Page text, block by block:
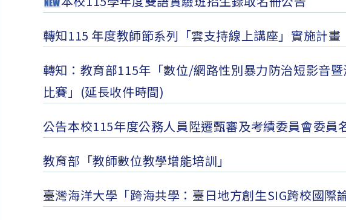
轉知115 年度教師節系列「雲支持線上講座」實施計畫
轉知：教育部115年「數位/網路性別暴力防治短影音
比賽」(延長收件時間)
公告本校115年度公務人員陞遷甄審及考績委員會委員
教育部「教師數位教學增能培訓」
臺灣海洋大學「跨海共學：臺日地方創生SIG跨校國際論